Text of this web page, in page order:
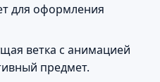
для оформления
ветка с анимацией
предмет.